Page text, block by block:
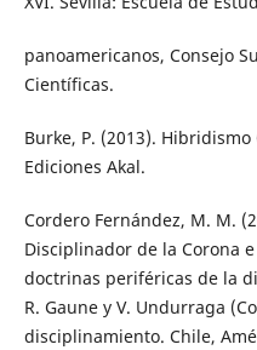
panoamericanos, Consejo
Científicas.
Burke, P. (2013).
Ediciones Akal.
Cordero Fernández, M. M.
Disciplinador de la Corona
doctrinas periféricas de la
R. Gaune y V. Undurraga
disciplinamiento. Chile,